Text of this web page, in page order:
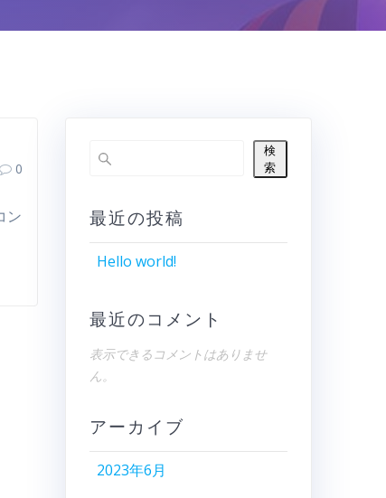
0
ン
検
索
最近の投稿
Hello world!
最近のコメント
表示できるコメントはありませ
ん。
アーカイブ
2023年6月